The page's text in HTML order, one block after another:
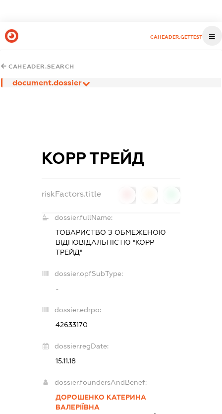
CAHEADER.GETTEST
CAHEADER.SEARCH
document.dossier
КОРР ТРЕЙД
riskFactors.title
dossier.fullName:
ТОВАРИСТВО З ОБМЕЖЕНОЮ
ВІДПОВІДАЛЬНІСТЮ "КОРР
ТРЕЙД"
dossier.opfSubType:
-
dossier.edrpo:
42633170
dossier.regDate:
15.11.18
dossier.foundersAndBenef:
ДОРОШЕНКО КАТЕРИНА
ВАЛЕРІЇВНА